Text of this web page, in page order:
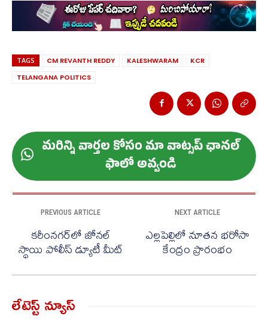
TAGS CM REVANTH REDDY KALESHWARAM
KCR
TELANGANA POLITICS
మ‌రిన్ని వార్త‌ల కోసం మా వాట్స‌ప్ ఛాన‌ల్
ఫాలో అవ్వండి
PREVIOUS ARTICLE
కరీంనగర్‌లో జోనల్
స్థాయి పోలీస్ డ్యూటీ మీట్
NEXT ARTICLE
ఎల్లపెల్లిలో నూతన భరోసా
కేంద్రం ప్రారంభం
లేటెస్ట్ న్యూస్‌